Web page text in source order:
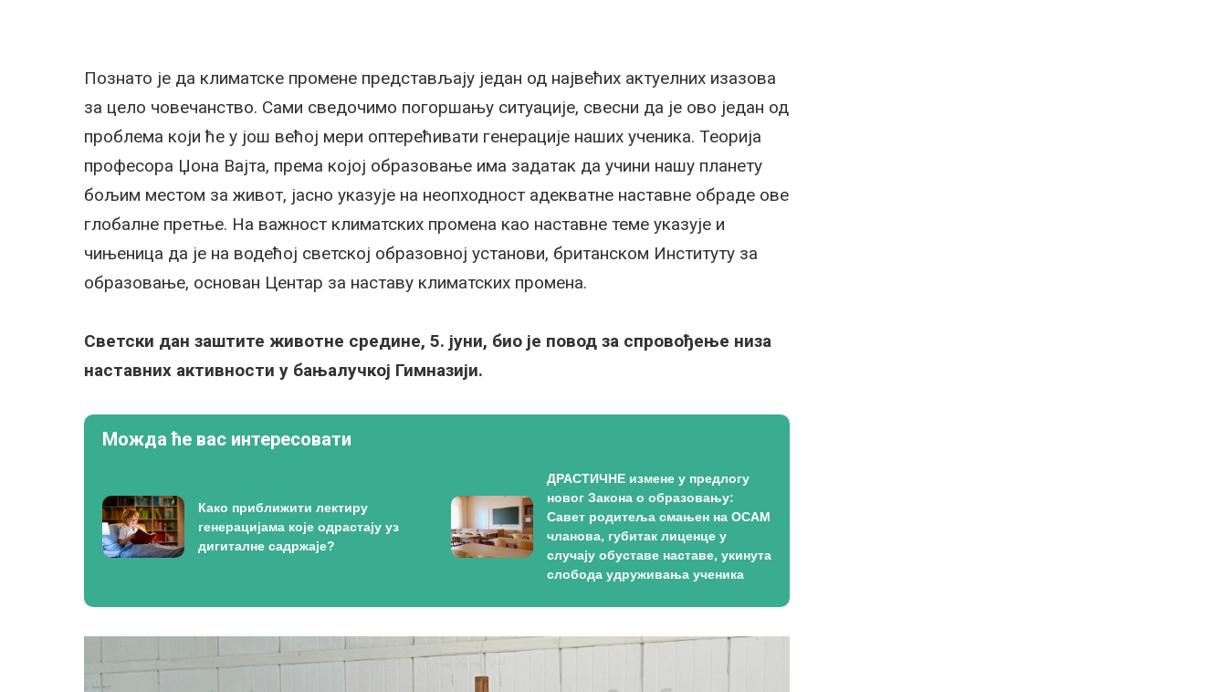
Познато је да климатске промене представљају један од највећих актуелних изазова
за цело човечанство. Сами сведочимо погоршању ситуације, свесни да је ово један од
проблема који ће у још већој мери оптерећивати генерације наших ученика. Теорија
професора Џона Вајта, према којој образовање има задатак да учини нашу планету
бољим местом за живот, јасно указује на неопходност адекватне наставне обраде ове
глобалне претње. На важност климатских промена као наставне теме указује и
чињеница да је на водећој светској образовној установи, британском Институту за
образовање, основан Центар за наставу климатских промена.
Светски дан заштите животне средине, 5. јуни, био је повод за спровођење низа
наставних активности у бањалучкој Гимназији.
Можда ће вас интересовати
Како приближити лектиру
генерацијама које одрастају уз
дигиталне садржаје?
ДРАСТИЧНЕ измене у предлогу
новог Закона о образовању:
Савет родитеља смањен на ОСАМ
чланова, губитак лиценце у
случају обуставе наставе, укинута
слобода удруживања ученика